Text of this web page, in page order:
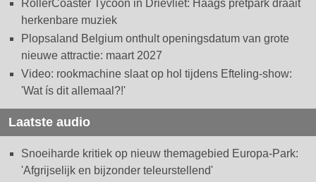
RollerCoaster Tycoon in Drievliet: Haags pretpark draait
herkenbare muziek
Plopsaland Belgium onthult openingsdatum van grote
nieuwe attractie: maart 2027
Video: rookmachine slaat op hol tijdens Efteling-show:
'Wat ís dit allemaal?!'
Laatste audio
Snoeiharde kritiek op nieuw themagebied Europa-Park:
'Afgrijselijk en bijzonder teleurstellend'